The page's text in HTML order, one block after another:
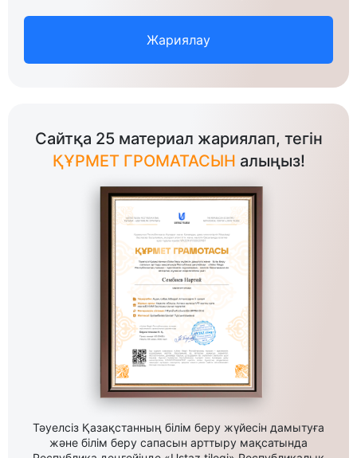
Жариялау
Сайтқа 25 материал жариялап, тегін
ҚҰРМЕТ ГРОМАТАСЫН алыңыз!
Тәуелсіз Қазақстанның білім беру жүйесін дамытуға
және білім беру сапасын арттыру мақсатында